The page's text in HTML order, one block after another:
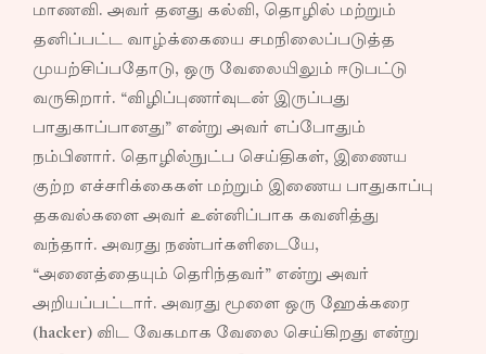
மாணவி. அவர் தனது கல்வி, தொழில் மற்றும்
தனிப்பட்ட வாழ்க்கையை சமநிலைப்படுத்த
முயற்சிப்பதோடு, ஒரு வேலையிலும் ஈடுபட்டு
வருகிறார். “விழிப்புணர்வுடன் இருப்பது
பாதுகாப்பானது” என்று அவர் எப்போதும்
நம்பினார். தொழில்நுட்ப செய்திகள், இணைய
குற்ற எச்சரிக்கைகள் மற்றும் இணைய பாதுகாப்பு
தகவல்களை அவர் உன்னிப்பாக கவனித்து
வந்தார். அவரது நண்பர்களிடையே,
“அனைத்தையும் தெரிந்தவர்” என்று அவர்
அறியப்பட்டார். அவரது மூளை ஒரு ஹேக்கரை
(hacker) விட வேகமாக வேலை செய்கிறது என்று